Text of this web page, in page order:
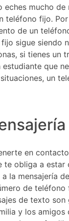
mucho
teléfono fijo.
de un
sigue siendo
si tienes un
que
un
en
obliga a
la mensajería
de
de texto
y los